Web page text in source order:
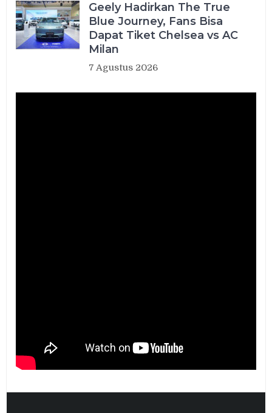
Geely Hadirkan The True
Blue Journey, Fans Bisa
Dapat Tiket Chelsea vs AC
Milan
7 Agustus 2026